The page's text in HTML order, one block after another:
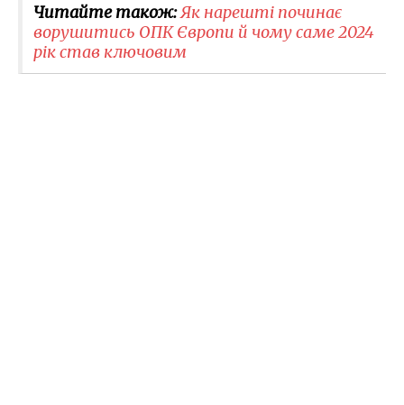
Читайте також:Як нарешті починає
ворушитись ОПК Європи й чому саме 2024
рік став ключовим